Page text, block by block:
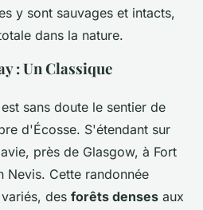
y sont sauvages et intacts,
dans la nature.
: Un Classique
sans doute le sentier de
d'Écosse. S'étendant sur
près de Glasgow, à Fort
Nevis. Cette randonnée
des forêts denses aux